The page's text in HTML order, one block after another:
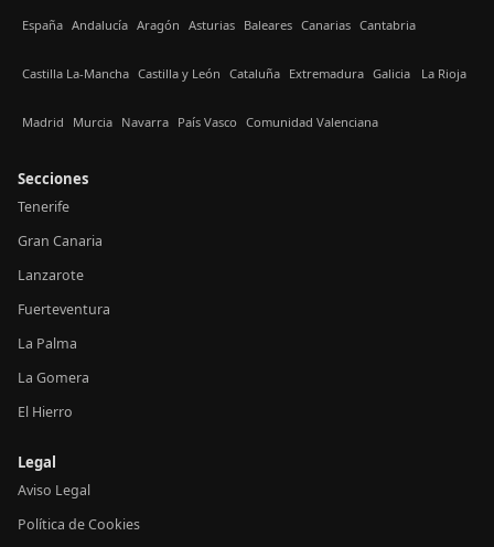
España Andalucía Aragón Asturias Baleares Canarias Cantabria
Castilla La-Mancha Castilla y León Cataluña Extremadura Galicia La Rioja
Madrid Murcia Navarra País Vasco Comunidad Valenciana
Secciones
Tenerife
Gran Canaria
Lanzarote
Fuerteventura
La Palma
La Gomera
El Hierro
Legal
Aviso Legal
Política de Cookies